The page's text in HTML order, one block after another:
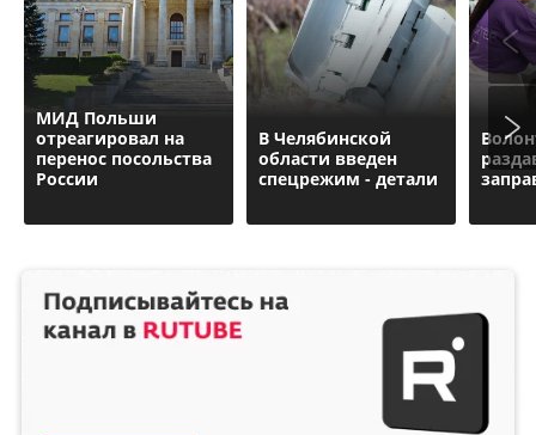
МИД Польши
отреагировал на
перенос посольства
России
В Челябинской
области введен
спецрежим - детали